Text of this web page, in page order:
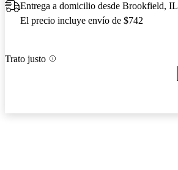
Entrega a domicilio desde Brookfield, IL
El precio incluye envío de $742
Trato justo